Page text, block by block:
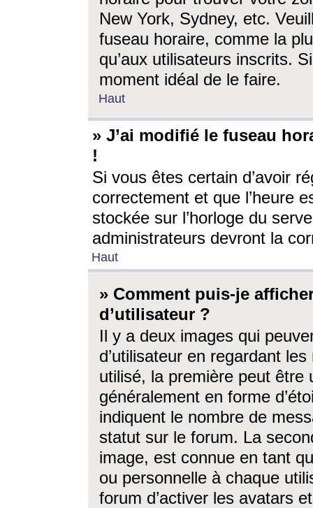
New York, Sydney, etc.
fuseau horaire, comme la
qu’aux utilisateurs inscrits.
moment idéal de le faire.
Haut
» J’ai modifié le fuseau
!
Si vous êtes certain d’avoir
correctement et que l’heure
stockée sur l’horloge du
administrateurs devront la
Haut
» Comment puis-je
d’utilisateur ?
Il y a deux images qui
d’utilisateur en regardant
utilisé, la première peut être
généralement en forme
indiquent le nombre de
statut sur le forum. La
image, est connue en tant
ou personnelle à chaque
forum d’activer les avatars